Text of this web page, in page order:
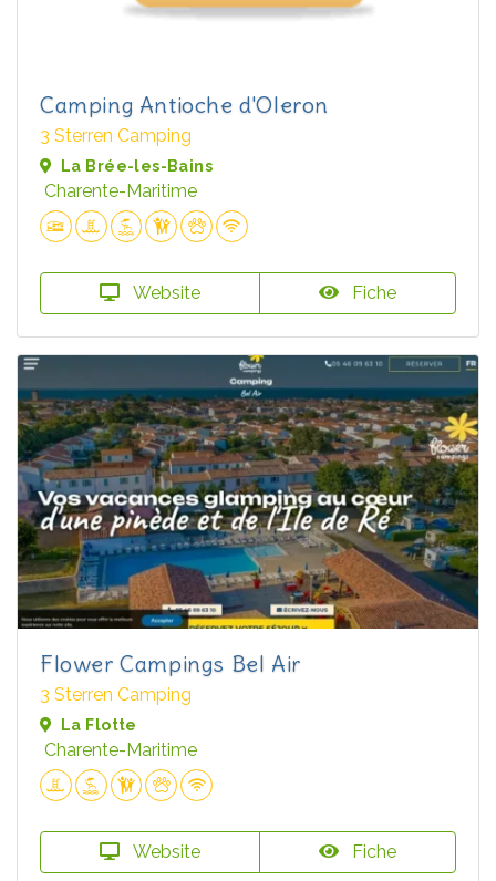
Camping Antioche d'Oleron
3 Sterren Camping
La Brée-les-Bains
Charente-Maritime
Website Fiche
Flower Campings Bel Air
3 Sterren Camping
La Flotte
Charente-Maritime
Website Fiche